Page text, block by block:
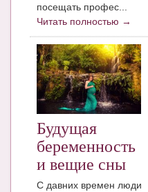
НОВОСТИ ЛОПОТУНА
Блог Администратора
О проекте
Сотрудничество.
посещать профес...
Читать полностью →
Будущая
беременность
и вещие сны
С давних времен люди